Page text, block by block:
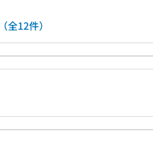
全12件）